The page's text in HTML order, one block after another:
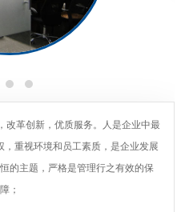
改革创新，优质服务。人是企业中最
重视环境和员工素质，是企业发展
的主题，严格是管理行之有效的保
障；